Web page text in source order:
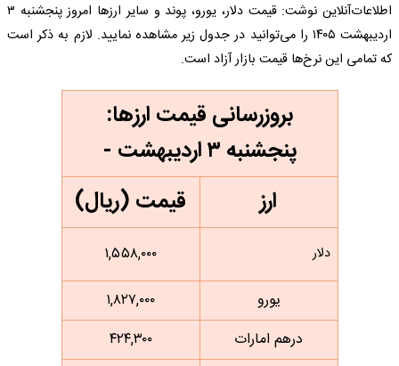
اطلاعات‌آنلاین نوشت: قیمت دلار، یورو، پوند و سایر ارزها امروز پنجشنبه ۳
اردیبهشت ۱۴۰۵ را می‌توانید در جدول زیر مشاهده نمایید. لازم به ذکر است
که تمامی این نرخ‌ها قیمت بازار آزاد است.
بروزرسانی قیمت ارزها:
پنجشنبه ۳ اردیبهشت -
ارز
قیمت (ریال)
دلار
۱,۵۵۸,۰۰۰
یورو
۱,۸۲۷,۰۰۰
درهم امارات
۴۲۴,۳۰۰